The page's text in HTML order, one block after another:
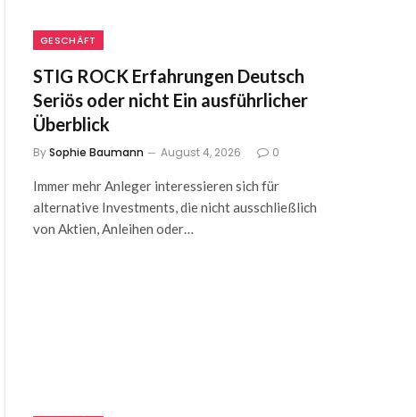
GESCHÄFT
STIG ROCK Erfahrungen Deutsch
Seriös oder nicht Ein ausführlicher
Überblick
BySophie Baumann August 4, 2026 0
Immer mehr Anleger interessieren sich für
alternative Investments, die nicht ausschließlich
von Aktien, Anleihen oder…